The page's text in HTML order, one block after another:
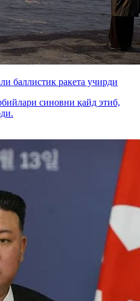
баллистик ракета учирди
синовни қайд этиб,